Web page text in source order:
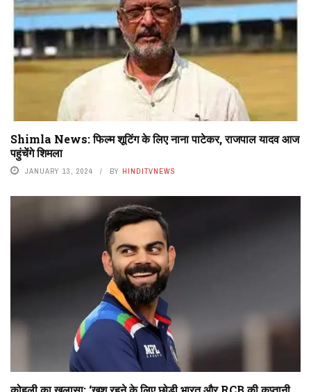
Shimla News: फिल्म शूटिंग के लिए नाना पाटेकर, राजपाल यादव आज
पहुंचेंगे शिमला
JANUARY 13, 2024 BY HINDITVNEWS